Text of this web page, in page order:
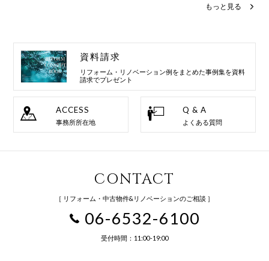
もっと見る
資料請求
リフォーム・リノベーション例を まとめた事例集を資料
請求でプレゼント
ACCESS
事務所所在地
Q & A
よくある質問
CONTACT
［ リフォーム・中古物件&リノベーションのご相談 ］
06-6532-6100
受付時間：11:00-19:00